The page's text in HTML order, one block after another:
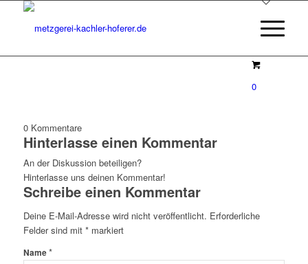
0
0 Kommentare
Hinterlasse einen Kommentar
An der Diskussion beteiligen?
Hinterlasse uns deinen Kommentar!
Schreibe einen Kommentar
Deine E-Mail-Adresse wird nicht veröffentlicht. Erforderliche
Felder sind mit *markiert
Name*